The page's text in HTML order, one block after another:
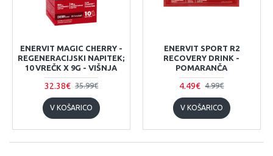
ENERVIT MAGIC CHERRY -
REGENERACIJSKI NAPITEK;
10 VREČK X 9G - VIŠNJA
32.38€ 35.99€
V KOŠARICO
ENERVIT SPORT R2
RECOVERY DRINK -
POMARANČA
4.49€ 4.99€
V KOŠARICO